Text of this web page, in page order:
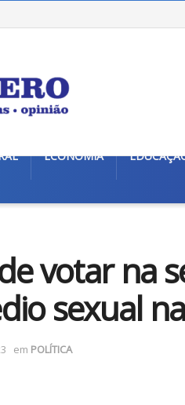
ECONOMIA
votar na
sexual
em POLÍTICA